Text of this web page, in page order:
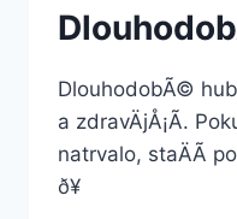
DlouhodobÃ©
a zdravÄjÅ¡Ã­.
natrvalo, staÄÃ­
ð¥